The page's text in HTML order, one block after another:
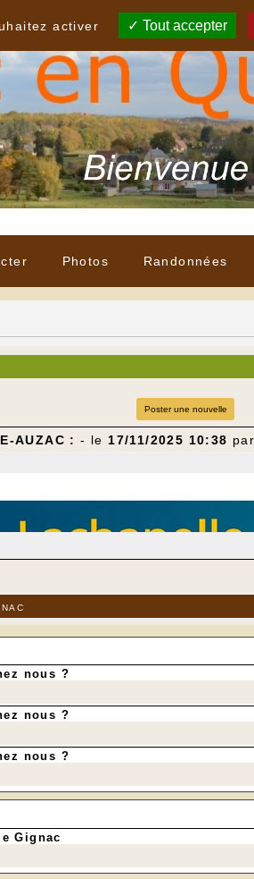
Photos Randonnées
Poster une nouvelle
AUZAC :- le 17/11/2025 10:38 par
nous ?
nous ?
nous ?
Gignac
activer
Tout accepter